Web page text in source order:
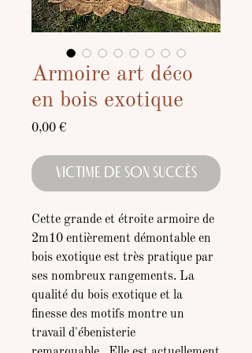
Armoire art déco
en bois exotique
0,00 €Prix
VICTIME DE SON SUCCÈS
Cette grande et étroite armoire de
2m10 entièrement démontable en
bois exotique est très pratique par
ses nombreux rangements. La
qualité du bois exotique et la
finesse des motifs montre un
travail d'ébenisterie